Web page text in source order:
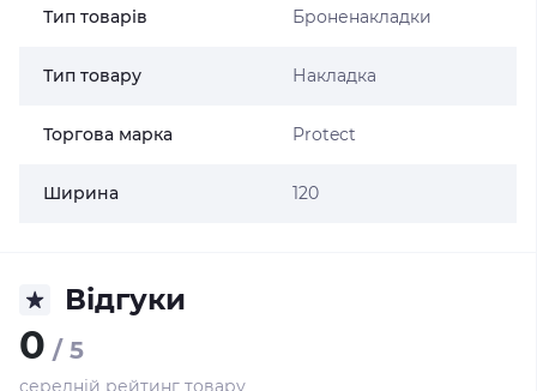
Тип товарів Броненакладки
Тип товару Накладка
Торгова марка Protect
Ширина 120
Відгуки
0 / 5
середній рейтинг товару